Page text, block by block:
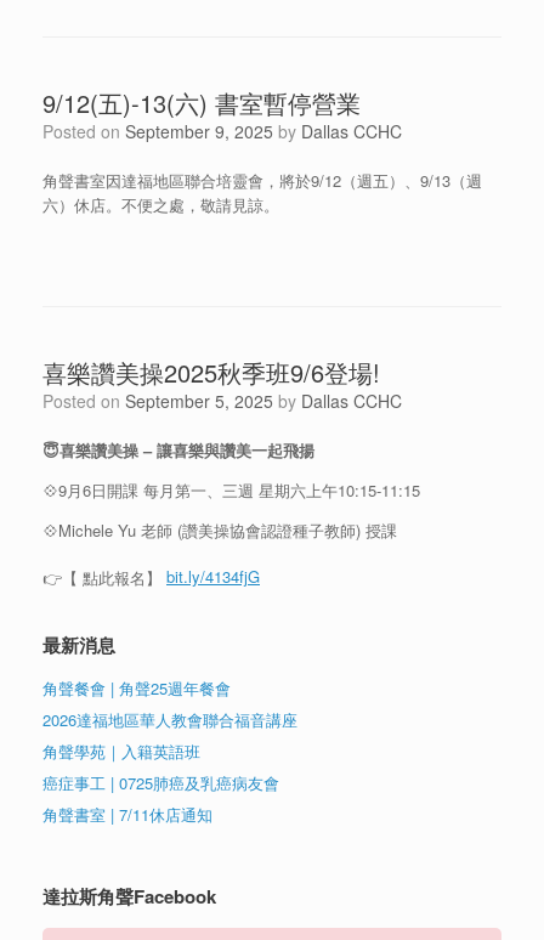
9/12(五)-13(六) 書室暫停營業
Posted on September 9, 2025 by Dallas CCHC
角聲書室因達福地區聯合培靈會，將於9/12（週五）、9/13（週
六）休店。不便之處，敬請見諒。
喜樂讚美操2025秋季班9/6登場!
Posted on September 5, 2025 by Dallas CCHC
😇喜樂讚美操 – 讓喜樂與讚美一起飛揚
💠9月6日開課 每月第一、三週 星期六上午10:15-11:15
💠Michele Yu 老師 (讚美操協會認證種子教師) 授課
👉【 點此報名】 bit.ly/4134fjG
最新消息
角聲餐會 | 角聲25週年餐會
2026達福地區華人教會聯合福音講座
角聲學苑｜入籍英語班
癌症事工 | 0725肺癌及乳癌病友會
角聲書室 | 7/11休店通知
達拉斯角聲Facebook